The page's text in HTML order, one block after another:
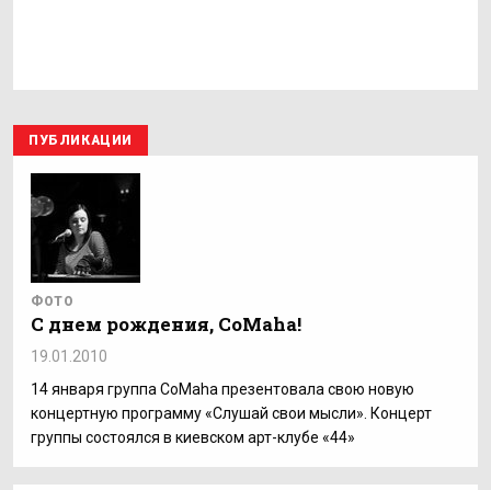
ПУБЛИКАЦИИ
ФОТО
С днем рождения, CoMaha!
19.01.2010
14 января группа CoMaha презентовала свою новую
концертную программу «Слушай свои мысли». Концерт
группы состоялся в киевском арт-клубе «44»